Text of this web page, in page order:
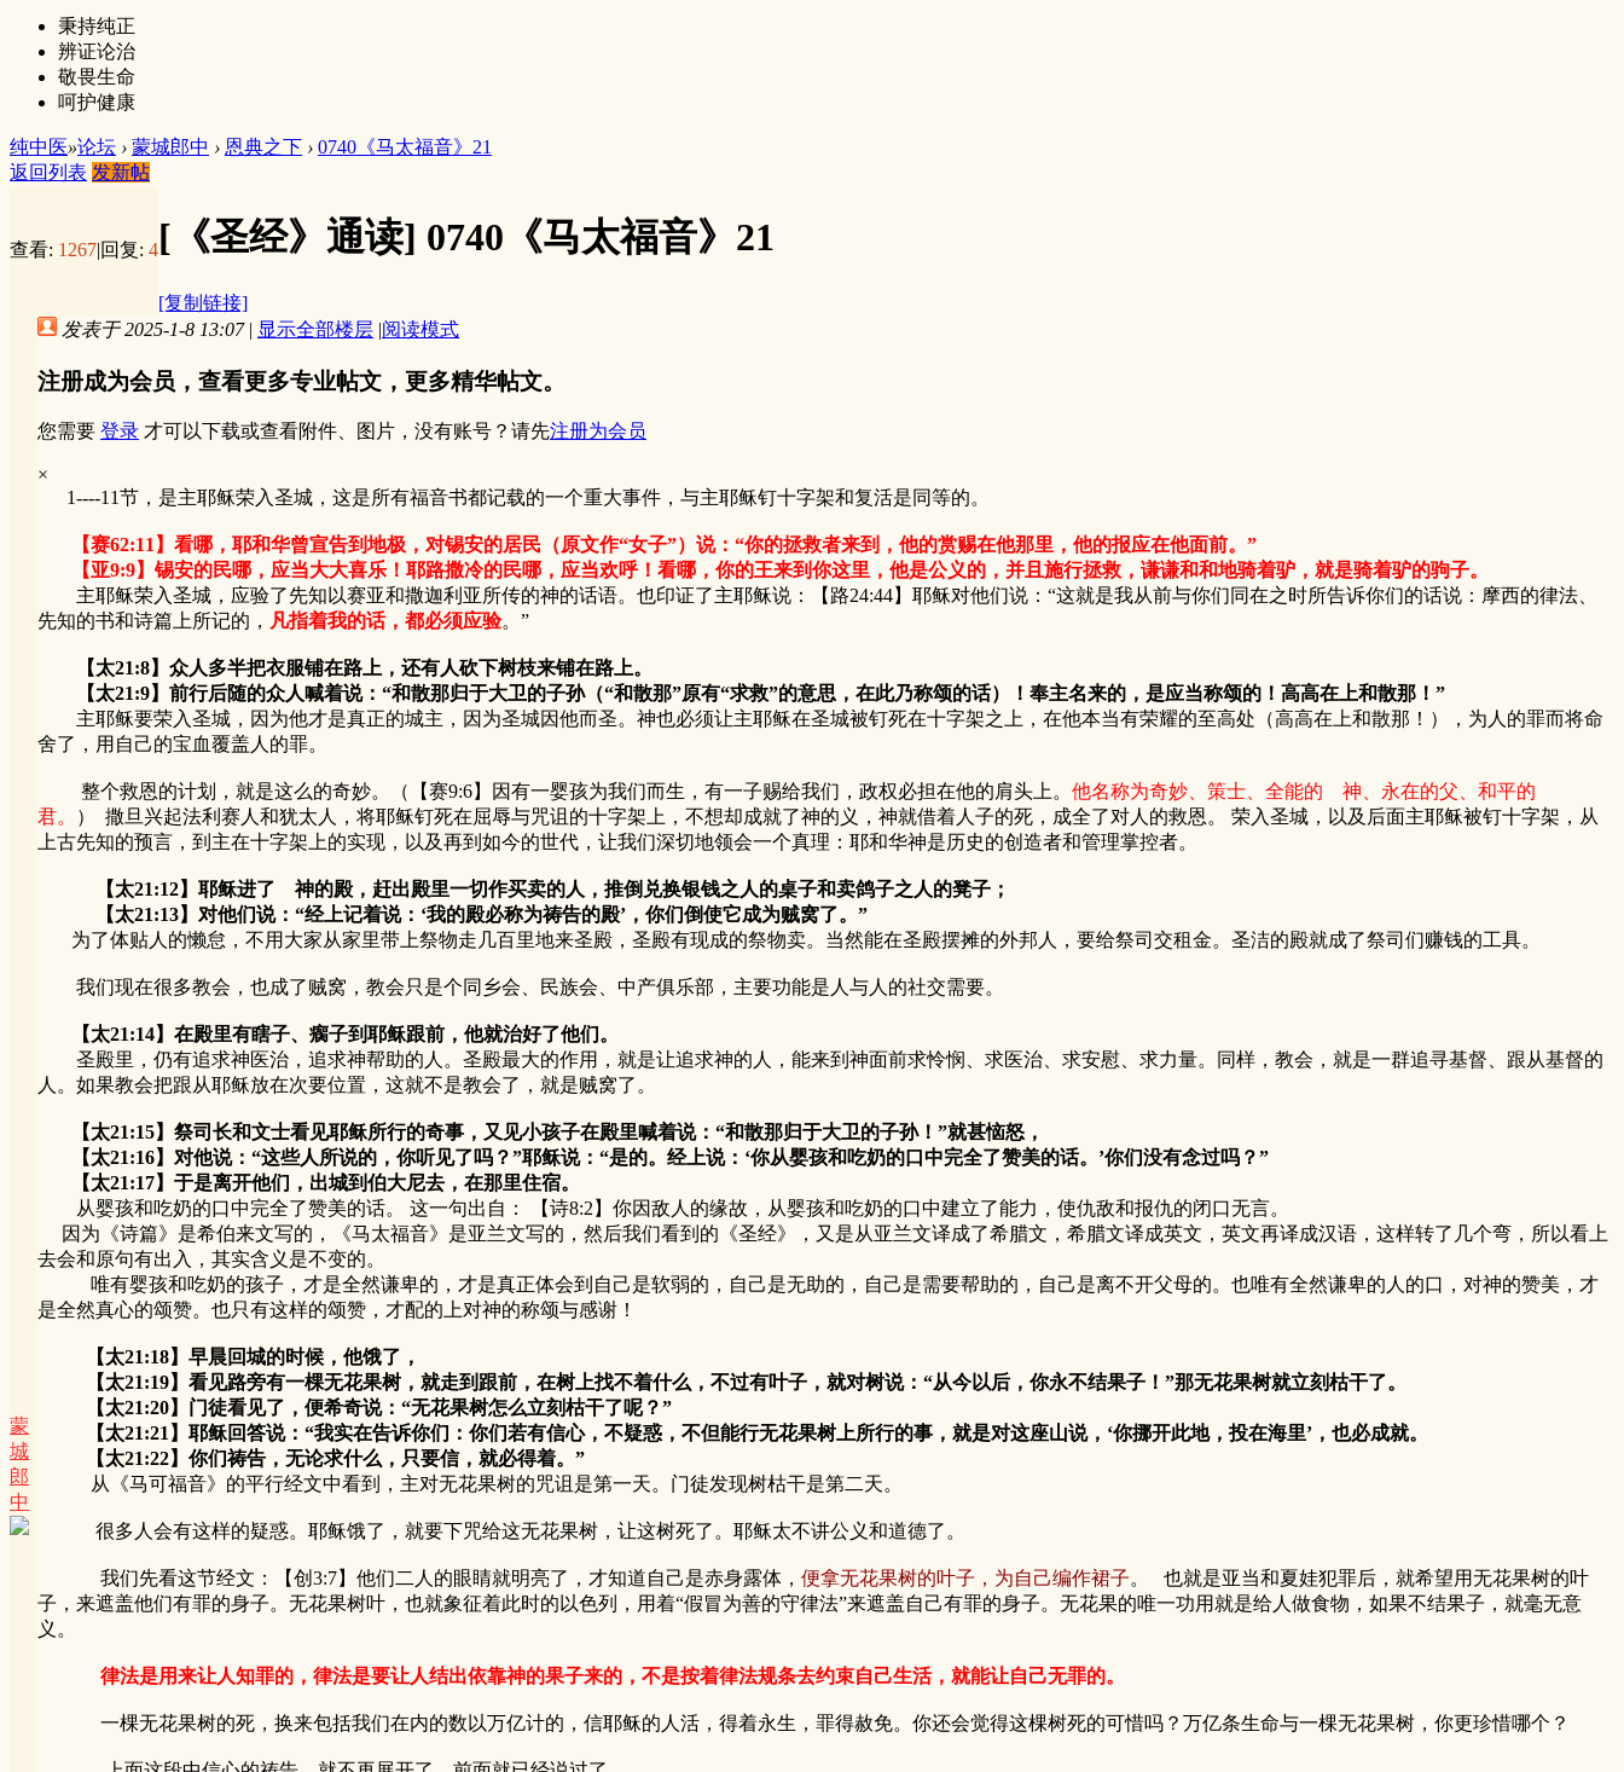
秉持纯正
辨证论治
敬畏生命
呵护健康
纯中医»论坛 › 蒙城郎中 › 恩典之下 › 0740《马太福音》21
返回列表 发新帖
查看: 1267|回复: 4[《圣经》通读] 0740《马太福音》21
[复制链接]
蒙
城
郎
中
发表于 2025-1-8 13:07 | 显示全部楼层 |阅读模式
注册成为会员，查看更多专业帖文，更多精华帖文。
您需要 登录 才可以下载或查看附件、图片，没有账号？请先注册为会员
×
1----11节，是主耶稣荣入圣城，这是所有福音书都记载的一个重大事件，与主耶稣钉十字架和复活是同等的。
【赛62:11】看哪，耶和华曾宣告到地极，对锡安的居民（原文作“女子”）说：“你的拯救者来到，他的赏赐在他那里，他的报应在他面前。”
【亚9:9】锡安的民哪，应当大大喜乐！耶路撒冷的民哪，应当欢呼！看哪，你的王来到你这里，他是公义的，并且施行拯救，谦谦和和地骑着驴，就是骑着驴的驹子。
主耶稣荣入圣城，应验了先知以赛亚和撒迦利亚所传的神的话语。也印证了主耶稣说：【路24:44】耶稣对他们说：“这就是我从前与你们同在之时所告诉你们的话说：摩西的律法、
先知的书和诗篇上所记的， 凡指着我的话，都必须应验。”
【太21:8】众人多半把衣服铺在路上，还有人砍下树枝来铺在路上。
【太21:9】前行后随的众人喊着说：“和散那归于大卫的子孙（“和散那”原有“求救”的意思，在此乃称颂的话）！奉主名来的，是应当称颂的！高高在上和散那！”
主耶稣要荣入圣城，因为他才是真正的城主，因为圣城因他而圣。神也必须让主耶稣在圣城被钉死在十字架之上，在他本当有荣耀的至高处（高高在上和散那！），为人的罪而将命
舍了，用自己的宝血覆盖人的罪。
整个救恩的计划，就是这么的奇妙。（【赛9:6】因有一婴孩为我们而生，有一子赐给我们，政权必担在他的肩头上。 他名称为奇妙、策士、全能的 神、永在的父、和平的
君。
） 撒旦兴起法利赛人和犹太人，将耶稣钉死在屈辱与咒诅的十字架上，不想却成就了神的义，神就借着人子的死，成全了对人的救恩。 荣入圣城，以及后面主耶稣被钉十字架，从
上古先知的预言，到主在十字架上的实现，以及再到如今的世代，让我们深切地领会一个真理：耶和华神是历史的创造者和管理掌控者。
【太21:12】耶稣进了 神的殿，赶出殿里一切作买卖的人，推倒兑换银钱之人的桌子和卖鸽子之人的凳子；
【太21:13】对他们说：“经上记着说：‘我的殿必称为祷告的殿’，你们倒使它成为贼窝了。”
为了体贴人的懒怠，不用大家从家里带上祭物走几百里地来圣殿，圣殿有现成的祭物卖。当然能在圣殿摆摊的外邦人，要给祭司交租金。圣洁的殿就成了祭司们赚钱的工具。
我们现在很多教会，也成了贼窝，教会只是个同乡会、民族会、中产俱乐部，主要功能是人与人的社交需要。
【太21:14】在殿里有瞎子、瘸子到耶稣跟前，他就治好了他们。
圣殿里，仍有追求神医治，追求神帮助的人。圣殿最大的作用，就是让追求神的人，能来到神面前求怜悯、求医治、求安慰、求力量。同样，教会，就是一群追寻基督、跟从基督的
人。如果教会把跟从耶稣放在次要位置，这就不是教会了，就是贼窝了。
【太21:15】祭司长和文士看见耶稣所行的奇事，又见小孩子在殿里喊着说：“和散那归于大卫的子孙！”就甚恼怒，
【太21:16】对他说：“这些人所说的，你听见了吗？”耶稣说：“是的。经上说：‘你从婴孩和吃奶的口中完全了赞美的话。’你们没有念过吗？”
【太21:17】于是离开他们，出城到伯大尼去，在那里住宿。
从婴孩和吃奶的口中完全了赞美的话。 这一句出自： 【诗8:2】你因敌人的缘故，从婴孩和吃奶的口中建立了能力，使仇敌和报仇的闭口无言。
因为《诗篇》是希伯来文写的，《马太福音》是亚兰文写的，然后我们看到的《圣经》，又是从亚兰文译成了希腊文，希腊文译成英文，英文再译成汉语，这样转了几个弯，所以看上
去会和原句有出入，其实含义是不变的。
唯有婴孩和吃奶的孩子，才是全然谦卑的，才是真正体会到自己是软弱的，自己是无助的，自己是需要帮助的，自己是离不开父母的。也唯有全然谦卑的人的口，对神的赞美，才
是全然真心的颂赞。也只有这样的颂赞，才配的上对神的称颂与感谢！
【太21:18】早晨回城的时候，他饿了，
【太21:19】看见路旁有一棵无花果树，就走到跟前，在树上找不着什么，不过有叶子，就对树说：“从今以后，你永不结果子！”那无花果树就立刻枯干了。
【太21:20】门徒看见了，便希奇说：“无花果树怎么立刻枯干了呢？”
【太21:21】耶稣回答说：“我实在告诉你们：你们若有信心，不疑惑，不但能行无花果树上所行的事，就是对这座山说，‘你挪开此地，投在海里’，也必成就。
【太21:22】你们祷告，无论求什么，只要信，就必得着。”
从《马可福音》的平行经文中看到，主对无花果树的咒诅是第一天。门徒发现树枯干是第二天。
很多人会有这样的疑惑。耶稣饿了，就要下咒给这无花果树，让这树死了。耶稣太不讲公义和道德了。
我们先看这节经文：【创3:7】他们二人的眼睛就明亮了，才知道自己是赤身露体， 便拿无花果树的叶子，为自己编作裙子。 也就是亚当和夏娃犯罪后，就希望用无花果树的叶
子，来遮盖他们有罪的身子。无花果树叶，也就象征着此时的以色列，用着“假冒为善的守律法”来遮盖自己有罪的身子。无花果的唯一功用就是给人做食物，如果不结果子，就毫无意
义。
律法是用来让人知罪的，律法是要让人结出依靠神的果子来的，不是按着律法规条去约束自己生活，就能让自己无罪的。
一棵无花果树的死，换来包括我们在内的数以万亿计的，信耶稣的人活，得着永生，罪得赦免。你还会觉得这棵树死的可惜吗？万亿条生命与一棵无花果树，你更珍惜哪个？